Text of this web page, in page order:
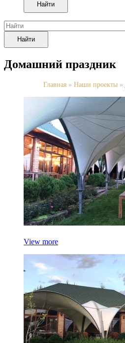
Найти
Найти
Домашний праздник
Главная » Наши проекты »
View more